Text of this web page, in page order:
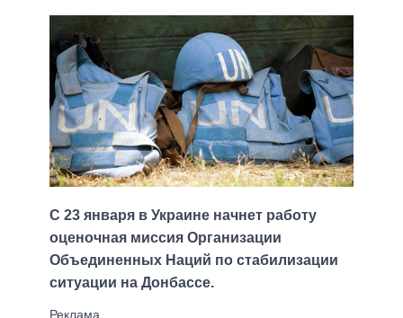
С 23 января в Украине начнет работу
оценочная миссия Организации
Объединенных Наций по стабилизации
ситуации на Донбассе.